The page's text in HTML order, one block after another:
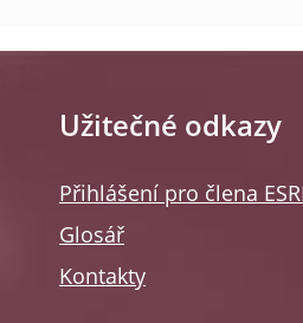
Užitečné odkazy
Přihlášení pro člena
Glosář
Kontakty